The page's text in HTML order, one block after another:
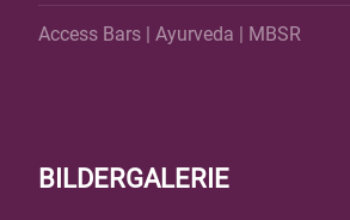
Access Bars | Ayurveda | MBSR
BILDERGALERIE